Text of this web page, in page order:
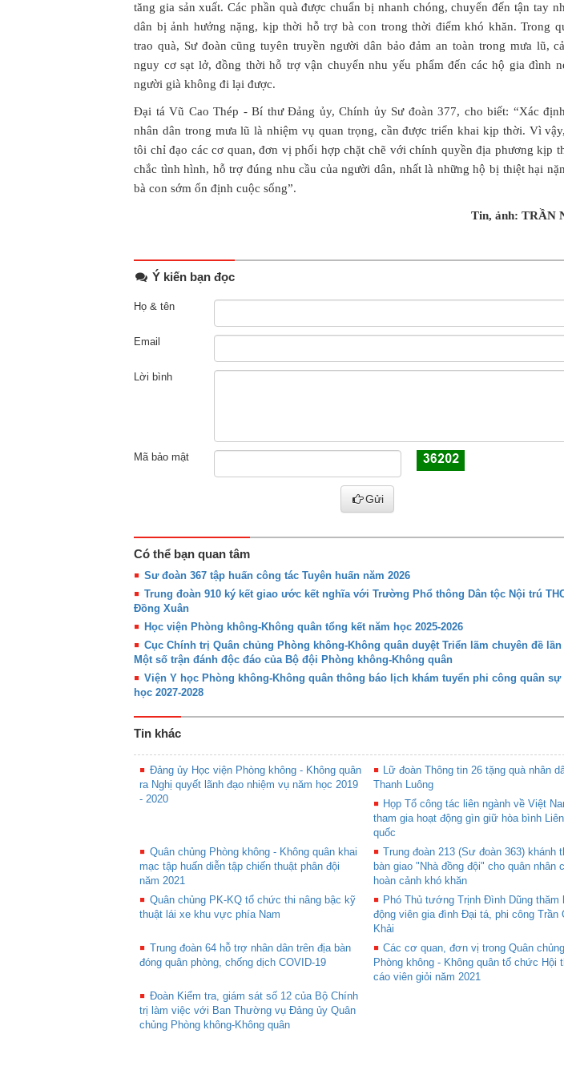
tăng gia sản xuất. Các phần quà được chuẩn bị nhanh chóng, chuyển đến tận tay
dân bị ảnh hưởng nặng, kịp thời hỗ trợ bà con trong thời điểm khó khăn. Trong
trao quà, Sư đoàn cũng tuyên truyền người dân bảo đảm an toàn trong mưa lũ,
nguy cơ sạt lở, đồng thời hỗ trợ vận chuyển nhu yếu phẩm đến các hộ gia đình
người già không đi lại được.
Đại tá Vũ Cao Thép - Bí thư Đảng ủy, Chính ủy Sư đoàn 377, cho biết: “Xác
nhân dân trong mưa lũ là nhiệm vụ quan trọng, cần được triển khai kịp thời. Vì
tôi chỉ đạo các cơ quan, đơn vị phối hợp chặt chẽ với chính quyền địa phương kịp
chắc tình hình, hỗ trợ đúng nhu cầu của người dân, nhất là những hộ bị thiệt hại
bà con sớm ổn định cuộc sống”.
Tin, ảnh: TRẦN
Ý kiến bạn đọc
Họ & tên
Email
Lời bình
Mã bảo mật
Gửi
Có thể bạn quan tâm
Sư đoàn 367 tập huấn công tác Tuyên huấn năm 2026
Trung đoàn 910 ký kết giao ước kết nghĩa với Trường Phổ thông Dân tộc Nội trú
Đồng Xuân
Học viện Phòng không-Không quân tổng kết năm học 2025-2026
Cục Chính trị Quân chủng Phòng không-Không quân duyệt Triển lãm chuyên đề
Một số trận đánh độc đáo của Bộ đội Phòng không-Không quân
Viện Y học Phòng không-Không quân thông báo lịch khám tuyển phi công quân sự
học 2027-2028
Tin khác
Đảng ủy Học viện Phòng không - Không quân
ra Nghị quyết lãnh đạo nhiệm vụ năm học 2019
- 2020
Lữ đoàn Thông tin 26 tặng quà nhân
Thanh Luông
Họp Tổ công tác liên ngành về Việt
tham gia hoạt động gìn giữ hòa bình
quốc
Quân chủng Phòng không - Không quân khai
mạc tập huấn diễn tập chiến thuật phân đội
năm 2021
Trung đoàn 213 (Sư đoàn 363) khánh
bàn giao "Nhà đồng đội" cho quân nhân
hoàn cảnh khó khăn
Quân chủng PK-KQ tổ chức thi nâng bậc kỹ
thuật lái xe khu vực phía Nam
Phó Thủ tướng Trịnh Đình Dũng thăm
động viên gia đình Đại tá, phi công Trần
Khải
Trung đoàn 64 hỗ trợ nhân dân trên địa bàn
đóng quân phòng, chống dịch COVID-19
Các cơ quan, đơn vị trong Quân chủng
Phòng không - Không quân tổ chức Hội
cáo viên giỏi năm 2021
Đoàn Kiểm tra, giám sát số 12 của Bộ Chính
trị làm việc với Ban Thường vụ Đảng ủy Quân
chủng Phòng không-Không quân